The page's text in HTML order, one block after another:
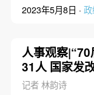
2023年5月8日 ·
人事观察
31人 国家发
晓波转岗甘肃
记者 林韵诗